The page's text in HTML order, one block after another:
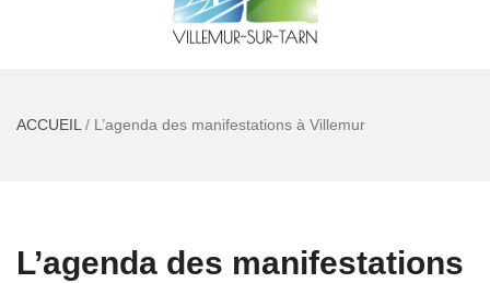
ACCUEIL/ L’agenda des manifestations à Villemur
L’agenda des manifestations